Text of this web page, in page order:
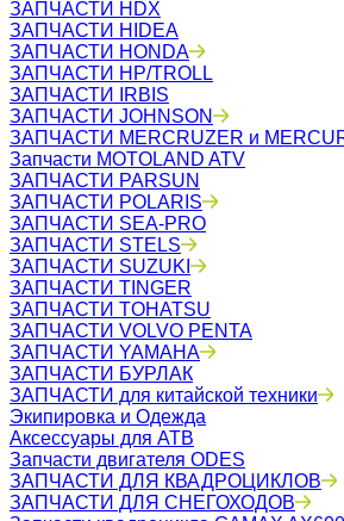
ЗАПЧАСТИ HDX
ЗАПЧАСТИ HIDEA
ЗАПЧАСТИ HONDA
ЗАПЧАСТИ HP/TROLL
ЗАПЧАСТИ IRBIS
ЗАПЧАСТИ JOHNSON
ЗАПЧАСТИ MERCRUZER и
Запчасти MOTOLAND ATV
ЗАПЧАСТИ PARSUN
ЗАПЧАСТИ POLARIS
ЗАПЧАСТИ SEA-PRO
ЗАПЧАСТИ STELS
ЗАПЧАСТИ SUZUKI
ЗАПЧАСТИ TINGER
ЗАПЧАСТИ TOHATSU
ЗАПЧАСТИ VOLVO PENTA
ЗАПЧАСТИ YAMAHA
ЗАПЧАСТИ БУРЛАК
ЗАПЧАСТИ для китайской техники
Экипировка и Одежда
Аксессуары для АТВ
Запчасти двигателя ODES
ЗАПЧАСТИ ДЛЯ КВАДРОЦИКЛОВ
ЗАПЧАСТИ ДЛЯ СНЕГОХОДОВ